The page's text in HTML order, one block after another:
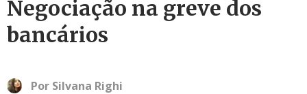
Negociação na greve dos
bancários
Por Silvana Righi